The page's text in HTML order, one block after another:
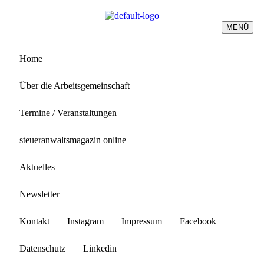
MENÜ
Home
Über die Arbeitsgemeinschaft
Termine / Veranstaltungen
steueranwaltsmagazin online
Aktuelles
Newsletter
Kontakt Instagram Impressum Facebook
Datenschutz Linkedin